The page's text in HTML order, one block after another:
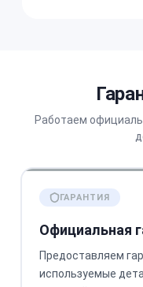
Работаем
ГАРАНТИЯ
Официальная
Предоставляем
используемые